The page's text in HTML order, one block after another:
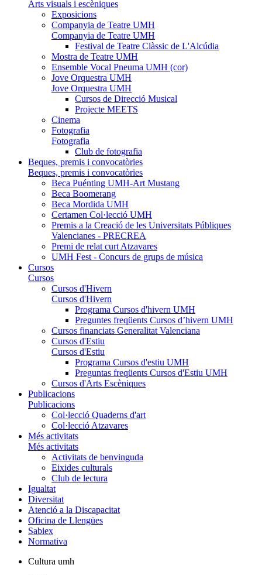
Arts visuals i escèniques
Exposicions
Companyia de Teatre UMH
Companyia de Teatre UMH
Festival de Teatre Clàssic de L'Alcúdia
Mostra de Teatre UMH
Ensemble Vocal Pneuma UMH (cor)
Jove Orquestra UMH
Jove Orquestra UMH
Cursos de Direcció Musical
Projecte MEETS
Cinema
Fotografia
Fotografia
Club de fotografia
Beques, premis i convocatòries
Beques, premis i convocatòries
Beca Puénting UMH-Art Mustang
Beca Boomerang
Beca Mordida UMH
Certamen Col·lecció UMH
Premis a la Creació de les Universitats Públiques
Valencianes - PRECREA
Premi de relat curt Atzavares
UMH Fest - Concurs de grups de música
Cursos
Cursos
Cursos d'Hivern
Cursos d'Hivern
Programa Cursos d'hivern UMH
Preguntes freqüents Cursos d’hivern UMH
Cursos financiats Generalitat Valenciana
Cursos d'Estiu
Cursos d'Estiu
Programa Cursos d'estiu UMH
Preguntas freqüents Cursos d'Estiu UMH
Cursos d'Arts Escèniques
Publicacions
Publicacions
Col·lecció Quaderns d'art
Col·lecció Atzavares
Més activitats
Més activitats
Activitats de benvinguda
Eixides culturals
Club de lectura
Igualtat
Diversitat
Atenció a la Discapacitat
Oficina de Llengües
Sabiex
Normativa
Cultura umh